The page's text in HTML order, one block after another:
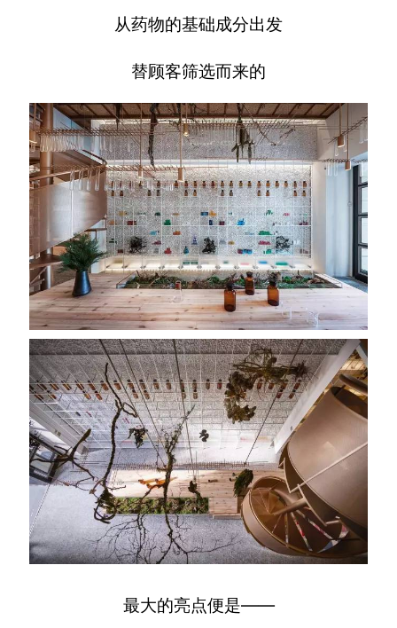
从药物的基础成分出发
替顾客筛选而来的
最大的亮点便是——